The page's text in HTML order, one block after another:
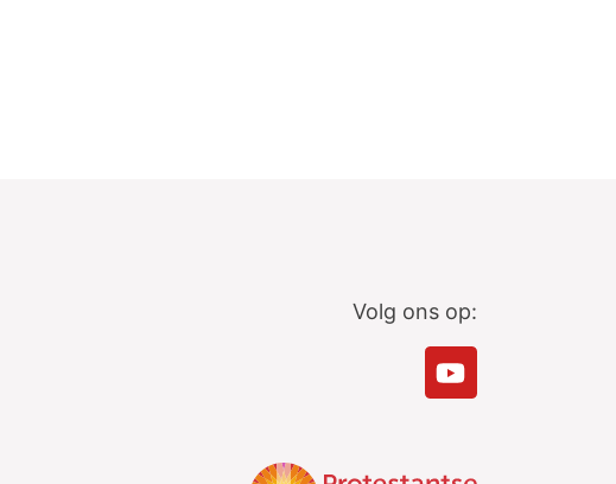
Volg ons op: